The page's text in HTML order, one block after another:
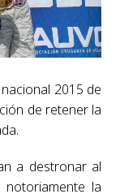
2015 de
de retener la
a destronar al
la